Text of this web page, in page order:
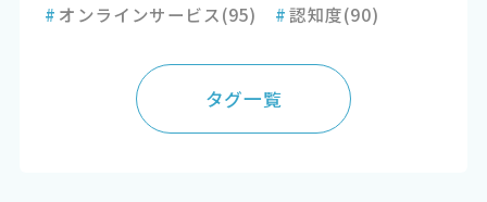
# オンラインサービス(95) #認知度(90)
タグ一覧